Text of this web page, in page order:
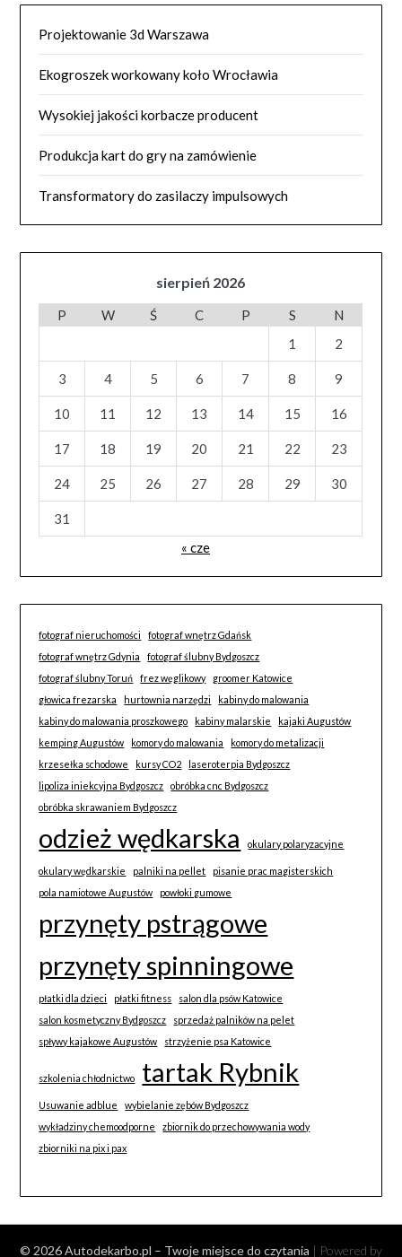
Projektowanie 3d Warszawa
Ekogroszek workowany koło Wrocławia
Wysokiej jakości korbacze producent
Produkcja kart do gry na zamówienie
Transformatory do zasilaczy impulsowych
sierpień 2026
P W Ś C P S
N
1
2
3 4 5 6 7 8 9
10 11 12 13 14 15 16
17 18 19 20 21 22 23
24 25 26 27 28 29 30
31
« cze
fotograf nieruchomości
fotograf wnętrz Gdańsk
fotograf wnętrz Gdynia
fotograf ślubny Bydgoszcz
fotograf ślubny Toruń
frez węglikowy
groomer Katowice
głowica frezarska
hurtownia narzędzi
kabiny do malowania
kabiny do malowania proszkowego
kabiny malarskie
kajaki Augustów
kemping Augustów
komory do malowania
komory do metalizacji
krzesełka schodowe
kursy CO2
laseroterpia Bydgoszcz
lipoliza iniekcyjna Bydgoszcz
obróbka cnc Bydgoszcz
obróbka skrawaniem Bydgoszcz
odzież wędkarska okulary polaryzacyjne
okulary wędkarskie palniki na pellet
pisanie prac magisterskich
pola namiotowe Augustów
powłoki gumowe
przynęty pstrągowe
przynęty spinningowe
płatki dla dzieci płatki fitness
salon dla psów Katowice
salon kosmetyczny Bydgoszcz
sprzedaż palników na pelet
spływy kajakowe Augustów
strzyżenie psa Katowice
szkolenia chłodnictwo tartak Rybnik
Usuwanie adblue
wybielanie zębów Bydgoszcz
wykładziny chemoodporne
zbiornik do przechowywania wody
zbiorniki na pix i pax
© 2026 Autodekarbo.pl – Twoje miejsce do czytania | Powered by